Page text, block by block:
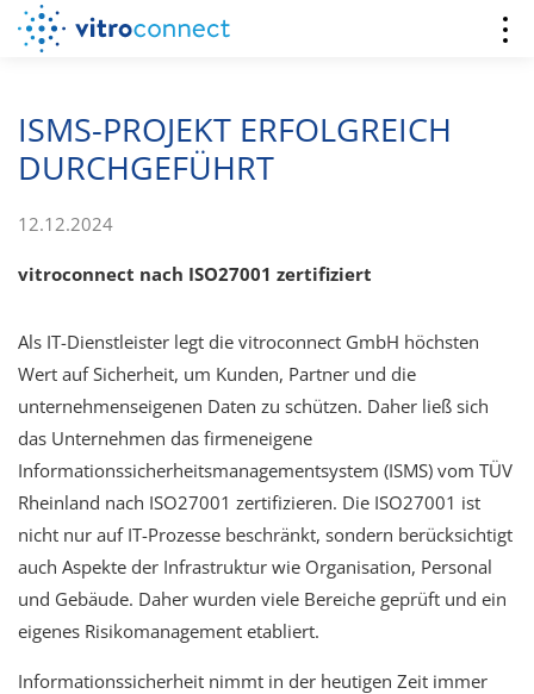
ISMS-PROJEKT ERFOLGREICH
DURCHGEFÜHRT
12.12.2024
vitroconnect nach ISO27001 zertifiziert
Als IT-Dienstleister legt die vitroconnect GmbH höchsten
Wert auf Sicherheit, um Kunden, Partner und die
unternehmenseigenen Daten zu schützen. Daher ließ sich
das Unternehmen das firmeneigene
Informationssicherheitsmanagementsystem (ISMS) vom TÜV
Rheinland nach ISO27001 zertifizieren. Die ISO27001 ist
nicht nur auf IT-Prozesse beschränkt, sondern berücksichtigt
auch Aspekte der Infrastruktur wie Organisation, Personal
und Gebäude. Daher wurden viele Bereiche geprüft und ein
eigenes Risikomanagement etabliert.
Informationssicherheit nimmt in der heutigen Zeit immer